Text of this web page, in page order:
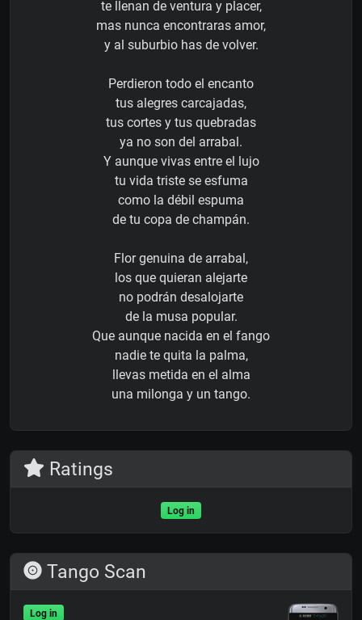
te llenan de ventura y placer,
mas nunca encontraras amor,
y al suburbio has de volver.
Perdieron todo el encanto
tus alegres carcajadas,
tus cortes y tus quebradas
ya no son del arrabal.
Y aunque vivas entre el lujo
tu vida triste se esfuma
como la débil espuma
de tu copa de champán.
Flor genuina de arrabal,
los que quieran alejarte
no podrán desalojarte
de la musa popular.
Que aunque nacida en el fango
nadie te quita la palma,
llevas metida en el alma
una milonga y un tango.
Ratings
Log in
Tango Scan
Log in